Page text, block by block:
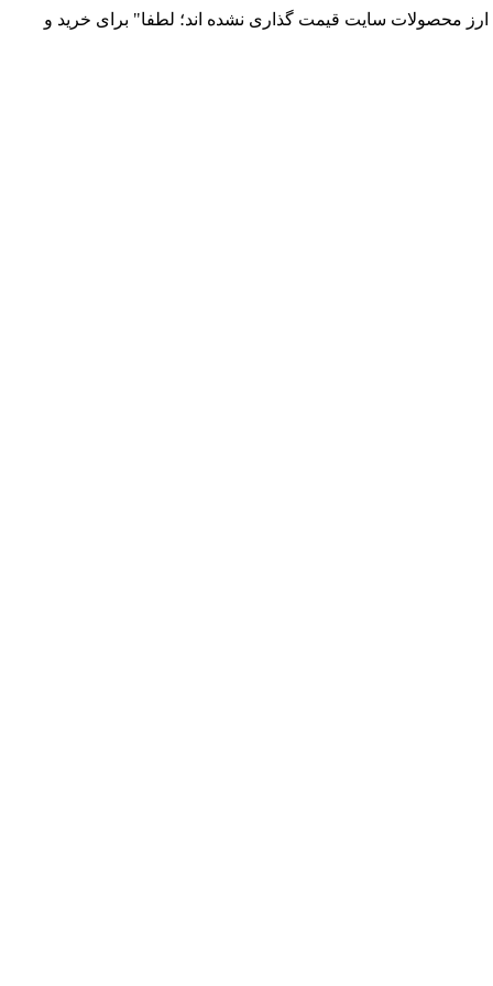
توزیع انواع قطعات الکترونیک 66869746-021 و 09120958931 / بدلیل نوسانات قیمت ارز محصولات سایت قیمت گذاری نشده اند؛ لطفا" برای خرید و